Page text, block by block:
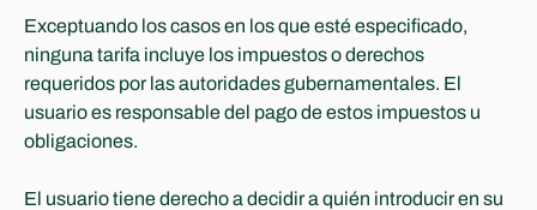
Exceptuando los casos en los que esté especificado,
ninguna tarifa incluye los impuestos o derechos
requeridos por las autoridades gubernamentales. El
usuario es responsable del pago de estos impuestos u
obligaciones.
El usuario tiene derecho a decidir a quién introducir en su